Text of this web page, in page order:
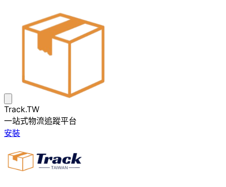
Track.TW
一站式物流追蹤平台
安裝